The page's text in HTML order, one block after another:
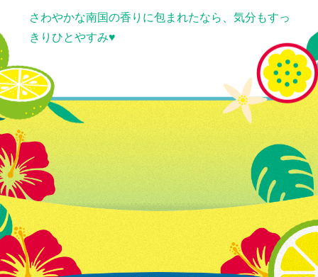
さわやかな南国の香りに包まれたなら、気分もすっ
きりひとやすみ♥